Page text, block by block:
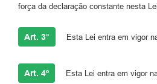
Orientações COVID-19
Contratos
força da declaração constante nesta
Art. 3° Esta Lei entra em vigor
Art. 4º Esta Lei entra em vigor